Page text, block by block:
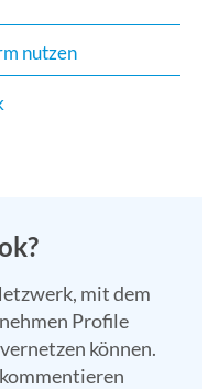
gelangen.
von
nutzen
mit dem
Profile
können.